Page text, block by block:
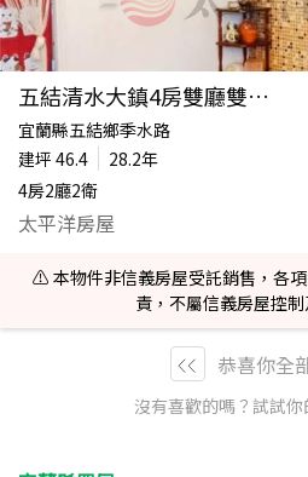
五結清水大鎮4房雙廳雙衛美寓
宜蘭縣五結鄉季水路
建坪 46.4
28.2年
4房2廳2衛
太平洋房屋
⚠️ 本物件非信義房屋受託銷售，各
責，不屬信義房屋控制
恭喜你全
沒有喜歡的嗎？試試你